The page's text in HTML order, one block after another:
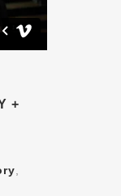
+